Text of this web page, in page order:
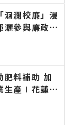
洄瀾校廉」漫
灑參與廉政教
肥料補助 加
生產∣花蓮新